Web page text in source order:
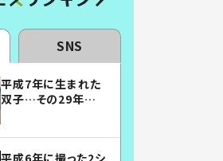
SNS
平成7年に生まれた
双子…その29年後